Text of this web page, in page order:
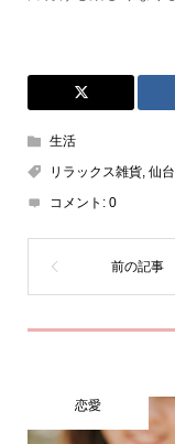
生活
リラックス雑貨, 仙台
コメント: 0
恋愛